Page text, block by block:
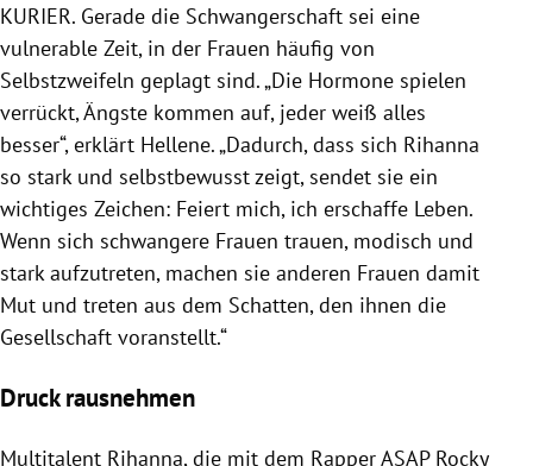
KURIER. Gerade die Schwangerschaft sei eine
vulnerable Zeit, in der Frauen häufig von
Selbstzweifeln geplagt sind. „Die Hormone spielen
verrückt, Ängste kommen auf, jeder weiß alles
besser“, erklärt Hellene. „Dadurch, dass sich Rihanna
so stark und selbstbewusst zeigt, sendet sie ein
wichtiges Zeichen: Feiert mich, ich erschaffe Leben.
Wenn sich schwangere Frauen trauen, modisch und
stark aufzutreten, machen sie anderen Frauen damit
Mut und treten aus dem Schatten, den ihnen die
Gesellschaft voranstellt.“
Druck rausnehmen
Multitalent Rihanna, die mit dem Rapper ASAP Rocky